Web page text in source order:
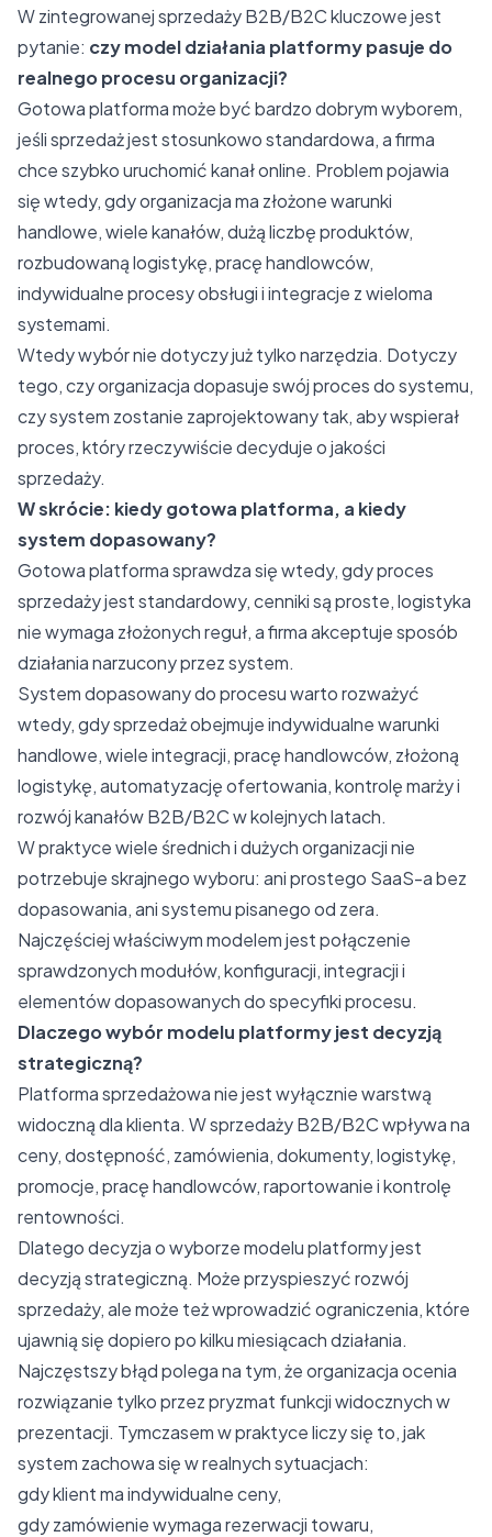
W zintegrowanej sprzedaży B2B/B2Ckluczowe jest
pytanie: czy model działania platformy pasuje do
realnego procesu organizacji?
Gotowa platforma może być bardzo dobrym wyborem,
jeśli sprzedaż jest stosunkowo standardowa, a firma
chce szybko uruchomić kanał online. Problem pojawia
się wtedy, gdy organizacja ma złożone warunki
handlowe, wiele kanałów, dużą liczbę produktów,
rozbudowaną logistykę, pracę handlowców,
indywidualne procesy obsługi i integracje z wieloma
systemami.
Wtedy wybór nie dotyczy już tylko narzędzia. Dotyczy
tego, czy organizacja dopasuje swój proces do systemu,
czy system zostanie zaprojektowany tak, aby wspierał
proces, który rzeczywiście decyduje o jakości
sprzedaży.
W skrócie: kiedy gotowa platforma, a kiedy
system dopasowany?
Gotowa platforma sprawdza się wtedy, gdy proces
sprzedaży jest standardowy, cenniki są proste, logistyka
nie wymaga złożonych reguł, a firma akceptuje sposób
działania narzucony przez system.
System dopasowany do procesu warto rozważyć
wtedy, gdy sprzedaż obejmuje indywidualne warunki
handlowe, wiele integracji, pracę handlowców, złożoną
logistykę, automatyzację ofertowania, kontrolę marży i
rozwój kanałów B2B/B2C w kolejnych latach.
W praktyce wiele średnich i dużych organizacji nie
potrzebuje skrajnego wyboru: ani prostego SaaS-a bez
dopasowania, ani systemu pisanego od zera.
Najczęściej właściwym modelem jest połączenie
sprawdzonych modułów, konfiguracji, integracji i
elementów dopasowanych do specyfiki procesu.
Dlaczego wybór modelu platformy jest decyzją
strategiczną?
Platforma sprzedażowa nie jest wyłącznie warstwą
widoczną dla klienta. W sprzedaży B2B/B2C wpływa na
ceny, dostępność, zamówienia, dokumenty, logistykę,
promocje, pracę handlowców, raportowanie i kontrolę
rentowności.
Dlatego decyzja o wyborze modelu platformy jest
decyzją strategiczną. Może przyspieszyć rozwój
sprzedaży, ale może też wprowadzić ograniczenia, które
ujawnią się dopiero po kilku miesiącach działania.
Najczęstszy błąd polega na tym, że organizacja ocenia
rozwiązanie tylko przez pryzmat funkcji widocznych w
prezentacji. Tymczasem w praktyce liczy się to, jak
system zachowa się w realnych sytuacjach:
gdy klient ma indywidualne ceny,
gdy zamówienie wymaga rezerwacji towaru,